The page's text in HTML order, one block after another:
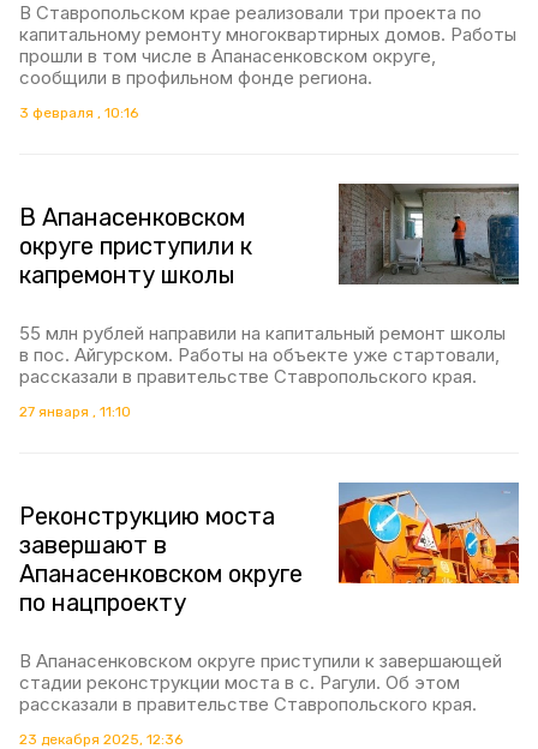
В Ставропольском крае реализовали три проекта по
капитальному ремонту многоквартирных домов. Работы
прошли в том числе в Апанасенковском округе,
сообщили в профильном фонде региона.
3 февраля , 10:16
В Апанасенковском
округе приступили к
капремонту школы
55 млн рублей направили на капитальный ремонт школы
в пос. Айгурском. Работы на объекте уже стартовали,
рассказали в правительстве Ставропольского края.
27 января , 11:10
Реконструкцию моста
завершают в
Апанасенковском округе
по нацпроекту
В Апанасенковском округе приступили к завершающей
стадии реконструкции моста в с. Рагули. Об этом
рассказали в правительстве Ставропольского края.
23 декабря 2025, 12:36